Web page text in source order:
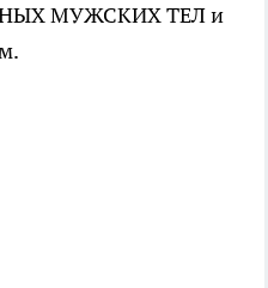
МУЖСКИХ ТЕЛ и